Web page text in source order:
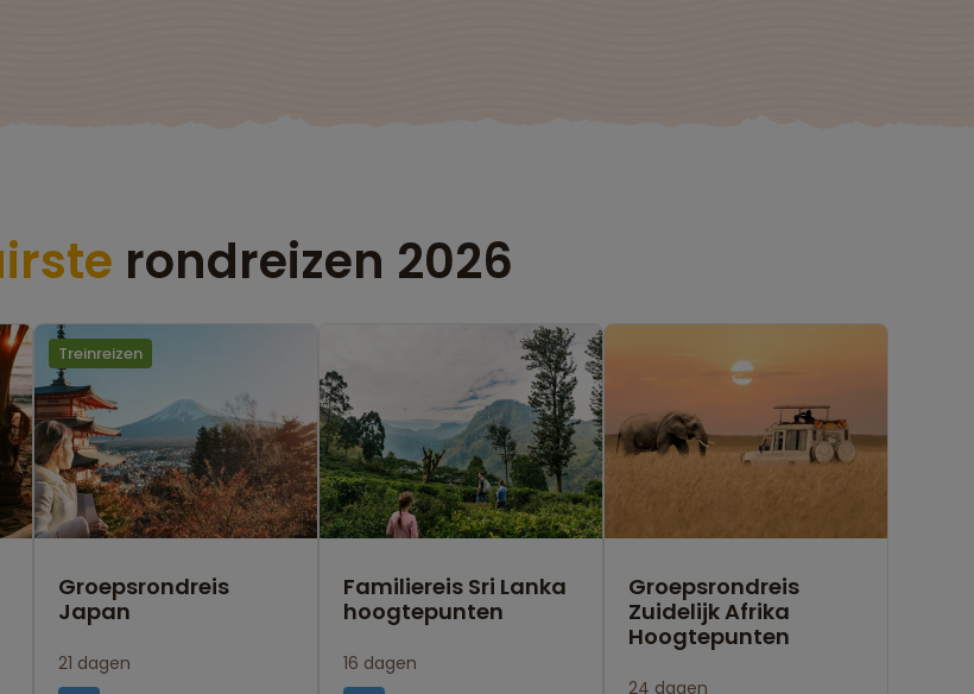
rondreizen 2026
Treinreizen
Groepsrondreis
Japan
21 dagen
Familiereis Sri Lanka
hoogtepunten
16 dagen
Groepsrondreis
Zuidelijk Afrika
Hoogtepunten
24 dagen